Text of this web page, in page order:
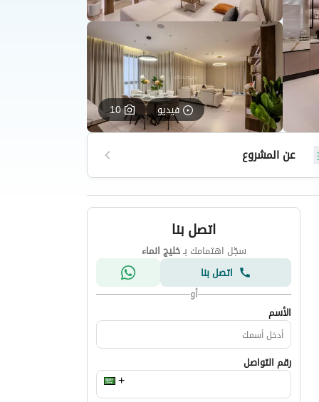
فيديو 10
عن المشروع
اتصل بنا
سجّل اهتمامك بـخليج انماء
اتصل بنا
أو
الأسم
رقم التواصل